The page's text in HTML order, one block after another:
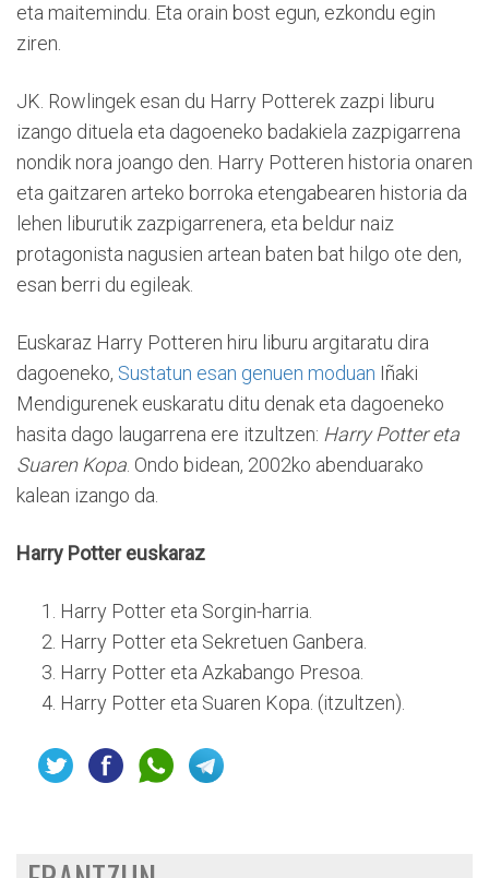
eta maitemindu. Eta orain bost egun, ezkondu egin
ziren.
JK. Rowlingek esan du Harry Potterek zazpi liburu
izango dituela eta dagoeneko badakiela zazpigarrena
nondik nora joango den. Harry Potteren historia onaren
eta gaitzaren arteko borroka etengabearen historia da
lehen liburutik zazpigarrenera, eta beldur naiz
protagonista nagusien artean baten bat hilgo ote den,
esan berri du egileak.
Euskaraz Harry Potteren hiru liburu argitaratu dira
dagoeneko, Sustatun esan genuen moduan Iñaki
Mendigurenek euskaratu ditu denak eta dagoeneko
hasita dago laugarrena ere itzultzen: Harry Potter eta
Suaren Kopa . Ondo bidean, 2002ko abenduarako
kalean izango da.
Harry Potter euskaraz
Harry Potter eta Sorgin-harria.
Harry Potter eta Sekretuen Ganbera.
Harry Potter eta Azkabango Presoa.
Harry Potter eta Suaren Kopa. (itzultzen).